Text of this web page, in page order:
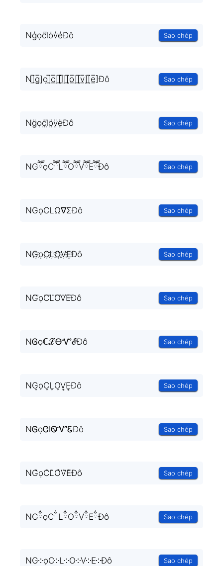
Ng̾ọc̾l̾o̾v̾e̾Đô Sao chép
N[̲̅g̲̅]ọ[̲̅c̲̅][̲̅l̲̅][̲̅o̲̅][̲̅v̲̅][̲̅e̲̅]Đô Sao chép
Ng̤̈ọc̤̈l̤̈ö̤v̤̈ë̤Đô Sao chép
NGཽọCཽLཽOཽVཽEཽĐô Sao chép
NGọCLΩ∇ΣĐô Sao chép
NG҉ọC҉L҉O҉V҉E҈Đô Sao chép
NG⃜ọC⃜L⃜O⃜V⃜E⃜Đô Sao chép
NᎶọℂℒᎾᏉℰĐô Sao chép
NG͎ọC͎L͎O͎V͎E͎Đô Sao chép
NᎶọᏣlᏫᏉᏋĐô Sao chép
NG̐ọC̐L̐O̐V̐E̐Đô Sao chép
NGྂọCྂLྂOྂVྂEྂĐô Sao chép
NG༶ọC༶L༶O༶V༶E༶Đô Sao chép